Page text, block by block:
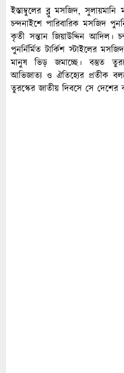
ইস্তাম্বুলের ব্লু মসজিদ,
চন্দনাইশে পারিবারিক মসজিদ
কৃতী সন্তান জিয়াউদ্দিন আদিল।
পুনর্নির্মিত টার্কিশ স্টাইলের
মানুষ ভিড় জমাচ্ছে। বস্তুত
আভিজাত্য ও ঐতিহ্যের প্রতীক
তুরস্কের জাতীয় দিবসে সে দেশের